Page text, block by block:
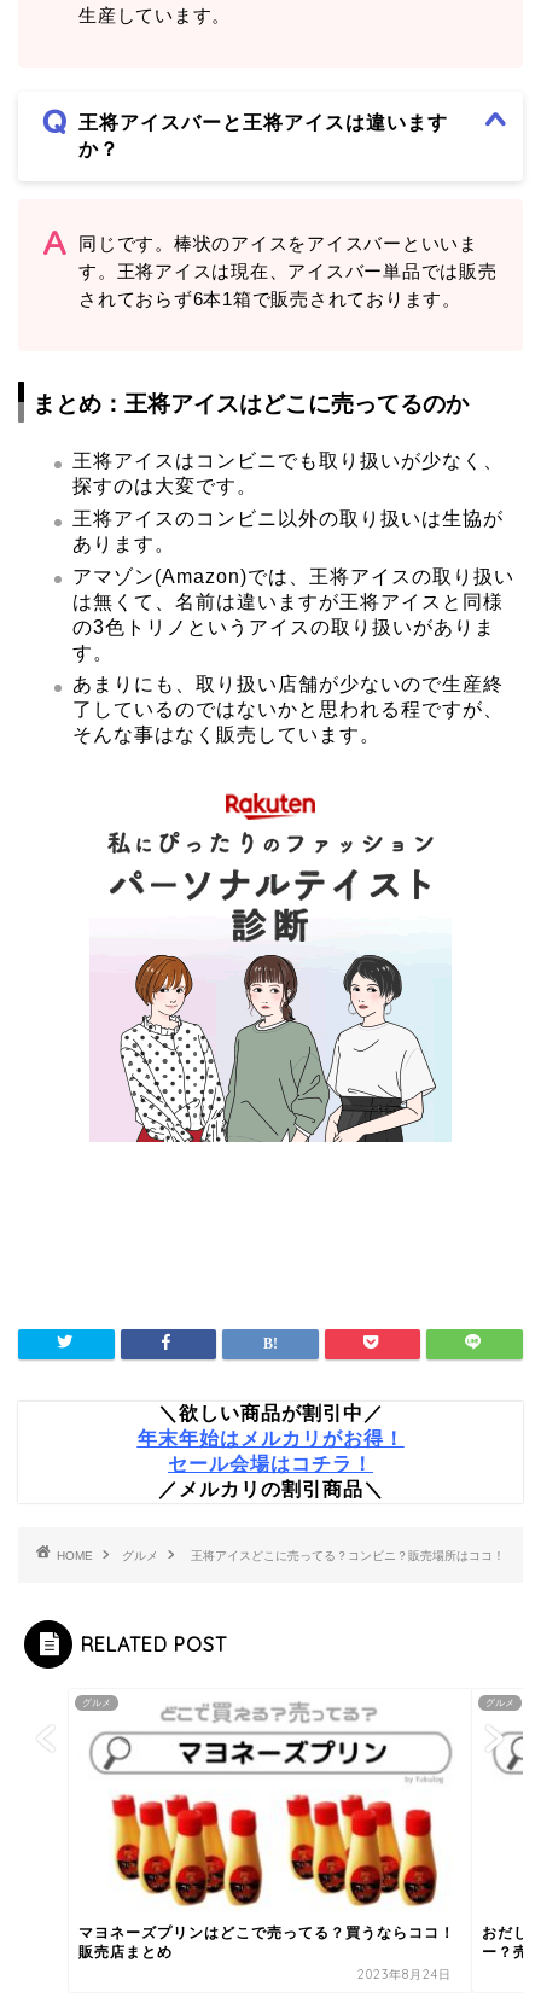
生産しています。
王将アイスバーと王将アイスは違います
か？
同じです。棒状のアイスをアイスバーといいま
す。王将アイスは現在、アイスバー単品では販売
されておらず6本1箱で販売されております。
まとめ：王将アイスはどこに売ってるのか
王将アイスはコンビニでも取り扱いが少なく、
探すのは大変です。
王将アイスのコンビニ以外の取り扱いは生協が
あります。
アマゾン(Amazon)では、王将アイスの取り扱い
は無くて、名前は違いますが王将アイスと同様
の3色トリノというアイスの取り扱いがありま
す。
あまりにも、取り扱い店舗が少ないので生産終
了しているのではないかと思われる程ですが、
そんな事はなく販売しています。
＼欲しい商品が割引中／
年末年始はメルカリがお得！
セール会場はコチラ！
／メルカリの割引商品＼
HOME グルメ 王将アイスどこに売ってる？コンビニ？販売場所はココ！
RELATED POST
グルメ
マヨネーズプリンはどこで売ってる？買うならココ！
販売店まとめ
2023年8月24日
グルメ
おだし
ー？売